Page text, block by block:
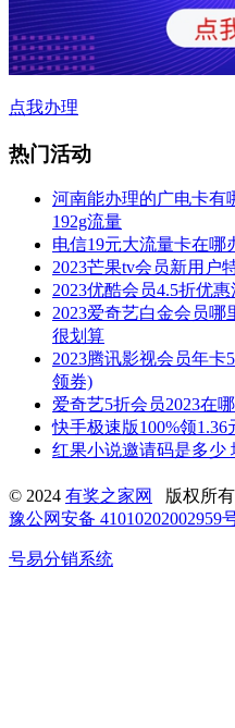
点我办理
热门活动
河南能办理的广电卡有
192g流量
电信19元大流量卡在
2023芒果tv会员新用户
2023优酷会员4.5折优
2023爱奇艺白金会员哪
很划算
2023腾讯影视会员年卡
领券)
爱奇艺5折会员2023在
快手极速版100%领
红果小说邀请码是多少
© 2024 有奖之家网 版权所有
豫公网安备 41010202002959
号易分销系统